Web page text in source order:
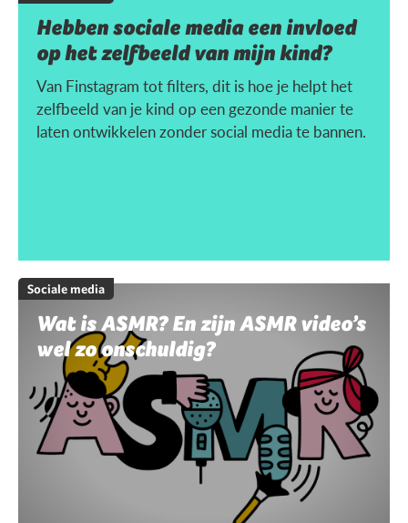
Hebben sociale media een invloed
op het zelfbeeld van mijn kind?
Van Finstagram tot filters, dit is hoe je helpt het
zelfbeeld van je kind op een gezonde manier te
laten ontwikkelen zonder social media te bannen.
Sociale media
Wat is ASMR? En zijn ASMR video’s
wel zo onschuldig?